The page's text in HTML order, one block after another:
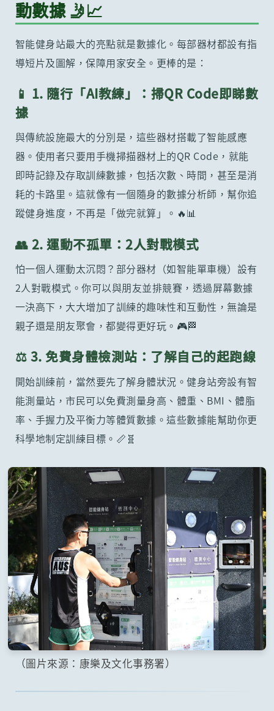
動數據 🤳📈
智能健身站最大的亮點就是數據化。每部器材都設有指
導短片及圖解，保障用家安全。更棒的是：
📱 1. 隨行「AI教練」：掃QR Code即睇數
據
與傳統設施最大的分別是，這些器材搭載了智能感應
器。使用者只要用手機掃描器材上的QR Code，就能
即時記錄及存取訓練數據，包括次數、時間，甚至是消
耗的卡路里。這就像有一個隨身的數據分析師，幫你追
蹤健身進度，不再是「做完就算」。🔥📊
👥 2. 運動不孤單：2人對戰模式
怕一個人運動太沉悶？部分器材（如智能單車機）設有
2人對戰模式。你可以與朋友並排競賽，透過屏幕數據
一決高下，大大增加了訓練的趣味性和互動性，無論是
親子還是朋友聚會，都變得更好玩。🎮🏁
⚖️ 3. 免費身體檢測站：了解自己的起跑線
開始訓練前，當然要先了解身體狀況。健身站旁設有智
能測量站，市民可以免費測量身高、體重、BMI、體脂
率、手握力及平衡力等體質數據。這些數據能幫助你更
科學地制定訓練目標。📏🧬
（圖片來源：康樂及文化事務署）